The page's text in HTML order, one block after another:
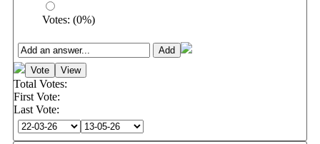
Votes: (0%)
Total Votes:
First Vote:
Last Vote: